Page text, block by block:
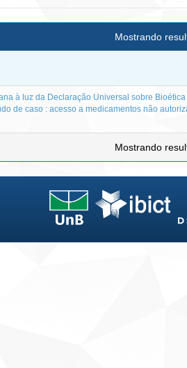
Mostrando
à luz da Declaração Universal sobre
de caso : acesso a medicamentos não
Mostrando